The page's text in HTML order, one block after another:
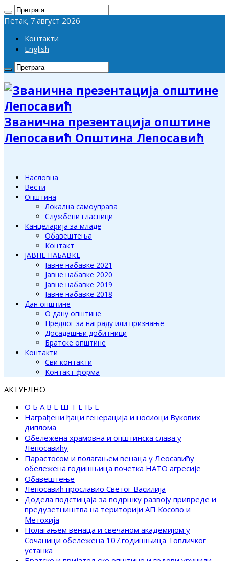
Петак, 7.август 2026
Контакти
English
Званична презентација општине
Лепосавић Општина Лепосавић
Насловна
Вести
Општина
Локална самоуправа
Службени гласници
Канцеларија за младе
Обавештења
Контакт
ЈАВНЕ НАБАВКЕ
Јавне набавке 2021
Јавне набавке 2020
Јавне набавке 2019
Јавне набавке 2018
Дан општине
О дану општине
Предлог за награду или признање
Досадашњи добитници
Братске општине
Контакти
Сви контакти
Контакт форма
АКТУЕЛНО
О Б А В Е Ш Т Е Њ Е
Награђени ђаци генерација и носиоци Вукових
диплома
Обележена храмовна и општинска слава у
Лепосавићу
Парастосом и полагањем венаца у Леосавићу
обележена годишњица почетка НАТО агресије
Обавештење
Лепосавић прославио Светог Василија
Додела подстицаја за подршку развоју привреде и
предузетништва на територији АП Косово и
Метохија
Полагањем венаца и свечаном академијом у
Сочаници обележена 107.годишњица Топличког
устанка